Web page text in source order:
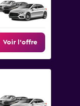
Voir l’offre